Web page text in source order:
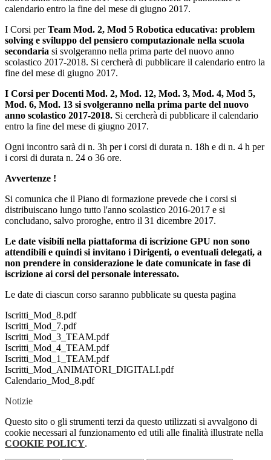
calendario entro la fine del mese di giugno 2017.
I Corsi perTeam Mod. 2, Mod 5 Robotica educativa: problem
solving e sviluppo del pensiero computazionale nella scuola
secondaria si svolgeranno nella prima parte del nuovo anno
scolastico 2017-2018. Si cercherà di pubblicare il calendario entro la
fine del mese di giugno 2017.
I Corsi per Docenti Mod. 2, Mod. 12, Mod. 3, Mod. 4, Mod 5,
Mod. 6, Mod. 13 si svolgeranno nella prima parte del nuovo
anno scolastico 2017-2018. Si cercherà di pubblicare il calendario
entro la fine del mese di giugno 2017.
Ogni incontro sarà di n. 3h per i corsi di durata n. 18h e di n. 4 h per
i corsi di durata n. 24 o 36 ore.
Avvertenze !
Si comunica che il Piano di formazione prevede che i corsi si
distribuiscano lungo tutto l'anno scolastico 2016-2017 e si
concludano, salvo proroghe, entro il 31 dicembre 2017.
Le date visibili nella piattaforma di iscrizione GPU non sono
attendibili e quindi si invitano i Dirigenti, o eventuali delegati, a
non prendere in considerazione le date comunicate in fase di
iscrizione ai corsi del personale interessato.
Le date di ciascun corso saranno pubblicate su questa pagina
Iscritti_Mod_8.pdf
Iscritti_Mod_7.pdf
Iscritti_Mod_3_TEAM.pdf
Iscritti_Mod_4_TEAM.pdf
Iscritti_Mod_1_TEAM.pdf
Iscritti_Mod_ANIMATORI_DIGITALI.pdf
Calendario_Mod_8.pdf
Notizie
Questo sito o gli strumenti terzi da questo utilizzati si avvalgono di
cookie necessari al funzionamento ed utili alle finalità illustrate nella
COOKIE POLICY.